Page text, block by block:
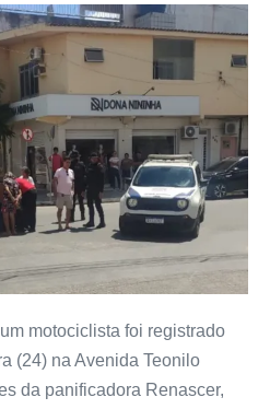
motociclista foi registrado
(24) na Avenida Teonilo
da panificadora Renascer,